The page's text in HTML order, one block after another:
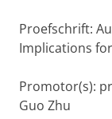
Proefschrift:
Implications
Promotor(s):
Guo Zhu